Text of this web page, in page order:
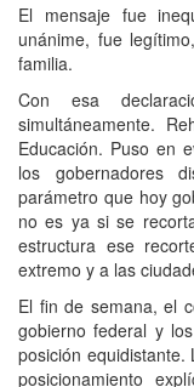
El mensaje fue
unánime, fue
familia.
Con esa
simultáneamente.
Educación. Puso en
los gobernadores
parámetro que hoy
no es ya si se
estructura ese
extremo y a las
El fin de semana, el
gobierno federal y
posición
posicionamiento